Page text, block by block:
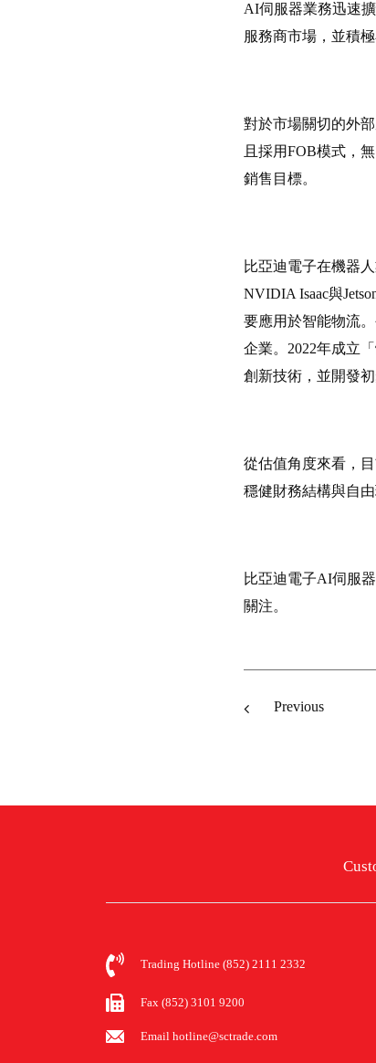
AI伺服器業務迅速
服務商市場，並積
對於市場關切的外
且採用FOB模式，
銷售目標。
比亞迪電子在機器
NVIDIA Isaac與
要應用於智能物流
企業。2022年成立
創新技術，並開發
從估值角度來看，
穩健財務結構與自
比亞迪電子AI伺服
關注。
Previous
Trading Hotline (852) 2111 2332
Fax (852) 3101 9200
Email hotline@sctrade.com